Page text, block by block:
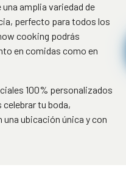
amplia variedad de
perfecto para todos los
cooking podrás
en comidas como en
100% personalizados
tu boda,
una ubicación única y con